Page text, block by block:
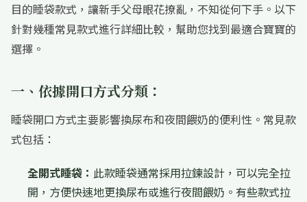
目的睡袋款式，讓新手父母眼花撩亂，不知從何下手。以下
針對幾種常見款式進行詳細比較，幫助您找到最適合寶寶的
選擇。
一、依據開口方式分類：
睡袋開口方式主要影響換尿布和夜間餵奶的便利性。常見款
式包括：
全開式睡袋： 此款睡袋通常採用拉鍊設計，可以完全拉
開，方便快速地更換尿布或進行夜間餵奶。有些款式拉